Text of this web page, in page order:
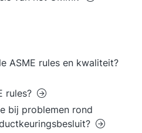
ASME rules en kwaliteit?
rules?
bij problemen rond